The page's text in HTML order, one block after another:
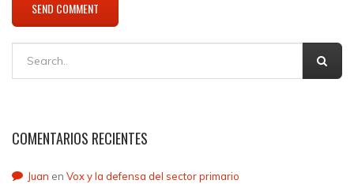
COMENTARIOS RECIENTES
Juan en Vox y la defensa del sector primario